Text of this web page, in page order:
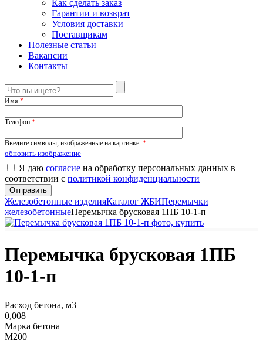
Как сделать заказ
Гарантии и возврат
Условия доставки
Поставщикам
Полезные статьи
Вакансии
Контакты
Имя *
Телефон *
Введите символы, изображённые на картинке: *
обновить изображение
Я даю согласие на обработку персональных данных в
соответствии с политикой конфиденциальности
Железобетонные изделияКаталог ЖБИПеремычки
железобетонныеПеремычка брусковая 1ПБ 10-1-п
Перемычка брусковая 1ПБ
10-1-п
Расход бетона, м3
0,008
Марка бетона
М200